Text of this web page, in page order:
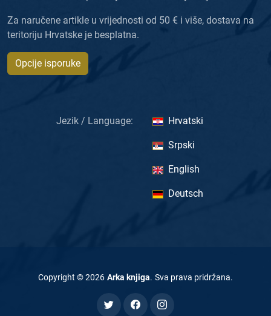
Za naručene artikle u vrijednosti od 50 € i više, dostava na
teritoriju Hrvatske je besplatna.
Opcije isporuke
Jezik / Language: Hrvatski
Srpski
English
Deutsch
Copyright ©2026 Arka knjiga. Sva prava pridržana.